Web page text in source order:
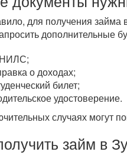
для получения
дополнительные
о доходах;
билет;
удостоверение.
случаях могут
займ в